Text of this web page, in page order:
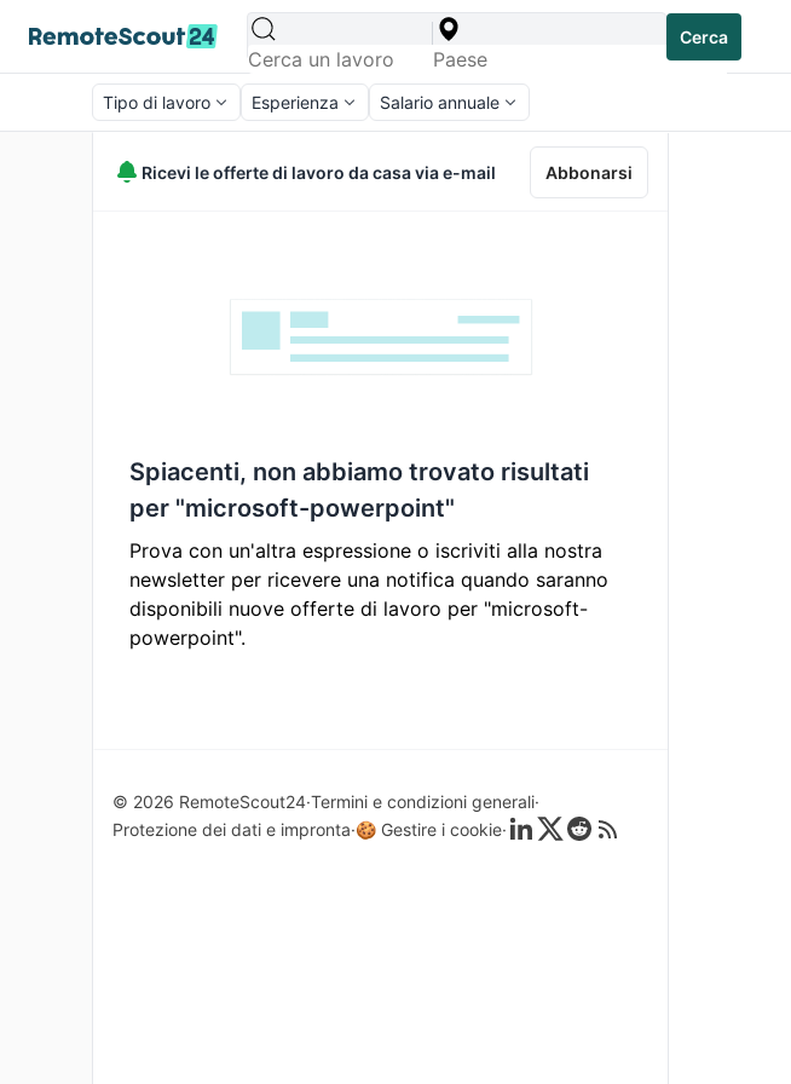
Cerca
Tipo di lavoro Esperienza Salario annuale
Ricevi le offerte di lavoro da casa via e-mail Abbonarsi
Spiacenti, non abbiamo trovato risultati
per "microsoft-powerpoint"
Prova con un'altra espressione o iscriviti alla nostra
newsletter per ricevere una notifica quando saranno
disponibili nuove offerte di lavoro per "microsoft-
powerpoint".
© 2026 RemoteScout24 Termini e condizioni generali
Protezione dei dati e impronta 🍪 Gestire i cookie